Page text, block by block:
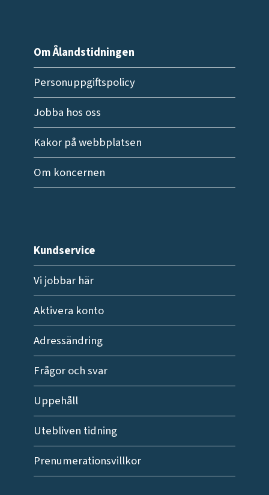
Om Ålandstidningen
Personuppgiftspolicy
Jobba hos oss
Kakor på webbplatsen
Om koncernen
Kundservice
Vi jobbar här
Aktivera konto
Adressändring
Frågor och svar
Uppehåll
Utebliven tidning
Prenumerationsvillkor